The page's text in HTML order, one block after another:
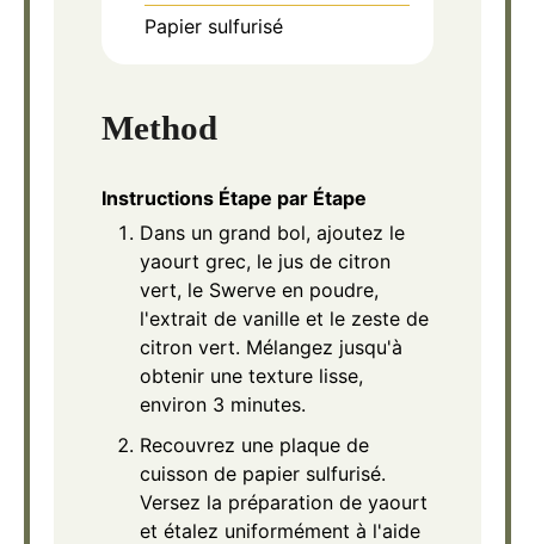
Papier sulfurisé
Method
Instructions Étape par Étape
Dans un grand bol, ajoutez le
yaourt grec, le jus de citron
vert, le Swerve en poudre,
l'extrait de vanille et le zeste de
citron vert. Mélangez jusqu'à
obtenir une texture lisse,
environ 3 minutes.
Recouvrez une plaque de
cuisson de papier sulfurisé.
Versez la préparation de yaourt
et étalez uniformément à l'aide